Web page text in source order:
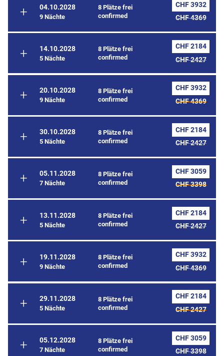
04.10.2028
9 Nächte
8 Plätze frei
confirmed
CHF 3932
CHF 4369
14.10.2028
5 Nächte
8 Plätze frei
confirmed
CHF 2184
CHF 2427
20.10.2028
9 Nächte
8 Plätze frei
confirmed
CHF 3932
CHF 4369
30.10.2028
5 Nächte
8 Plätze frei
confirmed
CHF 2184
CHF 2427
05.11.2028
7 Nächte
8 Plätze frei
confirmed
CHF 3059
CHF 3398
13.11.2028
5 Nächte
8 Plätze frei
confirmed
CHF 2184
CHF 2427
19.11.2028
9 Nächte
8 Plätze frei
confirmed
CHF 3932
CHF 4369
29.11.2028
5 Nächte
8 Plätze frei
confirmed
CHF 2184
CHF 2427
05.12.2028
7 Nächte
8 Plätze frei
confirmed
CHF 3059
CHF 3398